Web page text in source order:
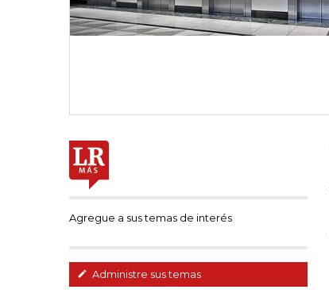
Agregue a sus temas de interés
Administre sus temas